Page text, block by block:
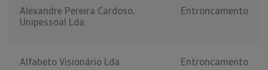
Alexandre Pereira Cardoso,
Unipessoal Lda
Entroncamento
Alfabeto Visionário Lda Entroncamento